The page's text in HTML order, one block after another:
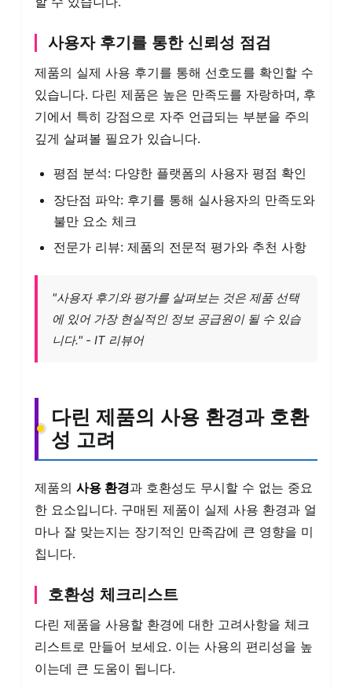
사용자 후기를 통한 신뢰성 점검
제품의 실제 사용 후기를 통해 선호도를 확인할 수
있습니다. 다린 제품은 높은 만족도를 자랑하며, 후
기에서 특히 강점으로 자주 언급되는 부분을 주의
깊게 살펴볼 필요가 있습니다.
평점 분석: 다양한 플랫폼의 사용자 평점 확인
장단점 파악: 후기를 통해 실사용자의 만족도와
불만 요소 체크
전문가 리뷰: 제품의 전문적 평가와 추천 사항
"사용자 후기와 평가를 살펴보는 것은 제품 선택
에 있어 가장 현실적인 정보 공급원이 될 수 있습
니다." - IT 리뷰어
다린 제품의 사용 환경과 호환
성 고려
제품의 사용 환경과 호환성도 무시할 수 없는 중요
한 요소입니다. 구매된 제품이 실제 사용 환경과 얼
마나 잘 맞는지는 장기적인 만족감에 큰 영향을 미
칩니다.
호환성 체크리스트
다린 제품을 사용할 환경에 대한 고려사항을 체크
리스트로 만들어 보세요. 이는 사용의 편리성을 높
이는데 큰 도움이 됩니다.